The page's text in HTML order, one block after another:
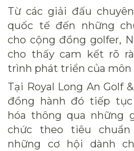
Từ các giải đấu
quốc tế đến những
cho cộng đồng golfer,
cho thấy cam kết rõ
trình phát triển của môn
Tại Royal Long An Golf
đồng hành đó tiếp
hóa thông qua những
chức theo tiêu chuẩn
những cơ hội dành